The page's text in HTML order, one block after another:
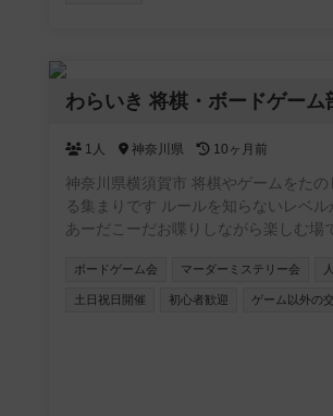
について ・ゲームの結果やプレイン
ラブルはお控えください ・発言、行
失礼のないようお願いします。 ・ゲー
に入らないでお断りしてください。 ・
て ・当日の体調不良、風邪の諸症状
ください。 ・常時マスクの着用をお願
わらいき 将棋・ボードゲーム
1人 神奈川県 10ヶ月前
神奈川県横須賀市 将棋やゲームをた
る集まりです ルールを知らないレベ
あーだこーだお喋りしながら楽しむ場
り途中入退室OK 飲食持ち込みOK 協力型ゲーム多し ファシリテ
ーター在中 ギターセッションタイムも
ボードゲーム会 マーダーミステリー会
土日祝日開催 初心者歓迎 ゲーム以外の